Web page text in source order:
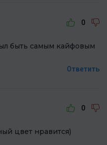
0
быть самым кайфовым
Ответить
0
цвет нравится)